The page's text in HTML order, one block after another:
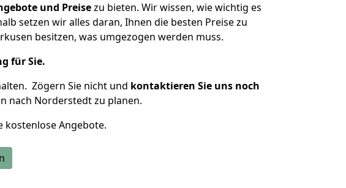
und Preisezu bieten. Wir wissen, wie wichtig es
setzen wir alles daran, Ihnen die besten Preise zu
besitzen, was umgezogen werden muss.
für Sie.
Zögern Sie nicht und kontaktieren Sie uns noch
nach Norderstedt zu planen.
kostenlose Angebote.